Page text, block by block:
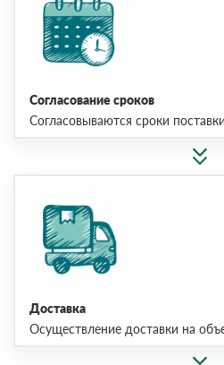
Согласование сроков
Согласовываются сроки поставки
Доставка
Осуществление доставки на